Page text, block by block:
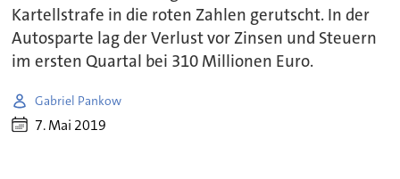
Kartellstrafe in die roten Zahlen gerutscht. In der
Autosparte lag der Verlust vor Zinsen und Steuern
im ersten Quartal bei 310 Millionen Euro.
Gabriel Pankow
7. Mai 2019